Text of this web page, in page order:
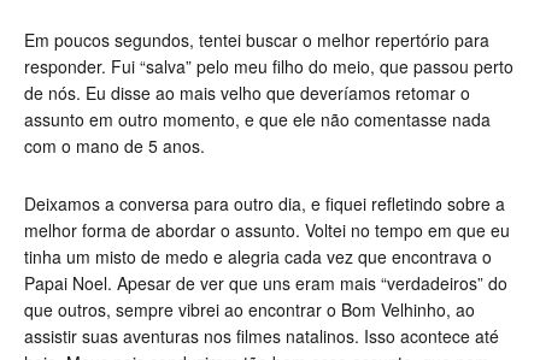
Em poucos segundos, tentei buscar o melhor repertório para
responder. Fui “salva” pelo meu filho do meio, que passou perto
de nós. Eu disse ao mais velho que deveríamos retomar o
assunto em outro momento, e que ele não comentasse nada
com o mano de 5 anos.
Deixamos a conversa para outro dia, e fiquei refletindo sobre a
melhor forma de abordar o assunto. Voltei no tempo em que eu
tinha um misto de medo e alegria cada vez que encontrava o
Papai Noel. Apesar de ver que uns eram mais “verdadeiros” do
que outros, sempre vibrei ao encontrar o Bom Velhinho, ao
assistir suas aventuras nos filmes natalinos. Isso acontece até